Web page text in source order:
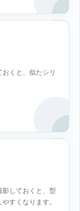
くと、似たシリ
しておくと、型
すくなります。